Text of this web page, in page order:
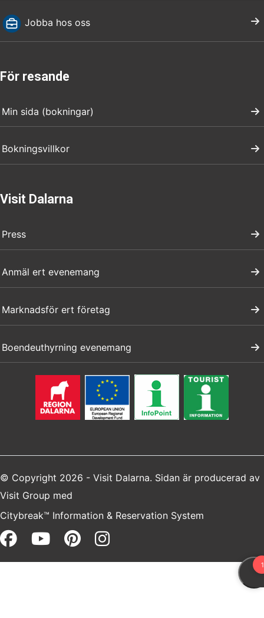
Jobba hos oss
För resande
Min sida (bokningar)
Bokningsvillkor
Visit Dalarna
Press
Anmäl ert evenemang
Marknadsför ert företag
Boendeuthyrning evenemang
© Copyright 2026 - Visit Dalarna. Sidan är producerad av
Visit Group med
Citybreak™ Information & Reservation System
Facebook (opens in a new
Youtube (opens in a new
Pinterest (opens in a
Instagram (opens